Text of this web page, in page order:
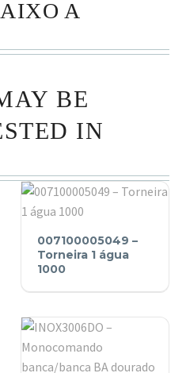
A
BE
IN
Torneira
1
1000
007100005049 –
Torneira 1 água
1000